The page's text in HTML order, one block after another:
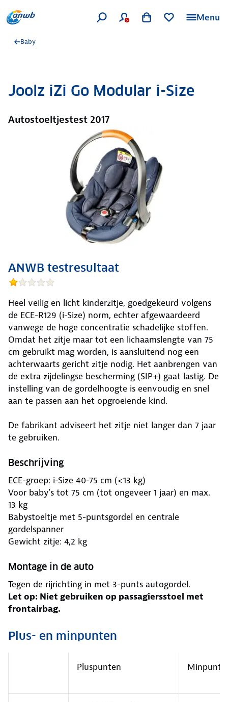
Menu
Baby
Joolz iZi Go Modular i-Size
Autostoeltjestest 2017
ANWB testresultaat
Heel veilig en licht kinderzitje, goedgekeurd volgens
de ECE-R129 (i-Size) norm, echter afgewaardeerd
vanwege de hoge concentratie schadelijke stoffen.
Omdat het zitje maar tot een lichaamslengte van 75
cm gebruikt mag worden, is aansluitend nog een
achterwaarts gericht zitje nodig. Het aanbrengen van
de extra zijdelingse bescherming (SIP+) gaat lastig. De
instelling van de gordelhoogte is eenvoudig en snel
aan te passen aan het opgroeiende kind.
De fabrikant adviseert het zitje niet langer dan 7 jaar
te gebruiken.
Beschrijving
ECE-groep: i-Size 40-75 cm (<13 kg)
Voor baby’s tot 75 cm (tot ongeveer 1 jaar) en max.
13 kg
Babystoeltje met 5-puntsgordel en centrale
gordelspanner
Gewicht zitje: 4,2 kg
Montage in de auto
Tegen de rijrichting in met 3-punts autogordel.
Let op: Niet gebruiken op passagiersstoel met
frontairbag.
Plus- en minpunten
Pluspunten